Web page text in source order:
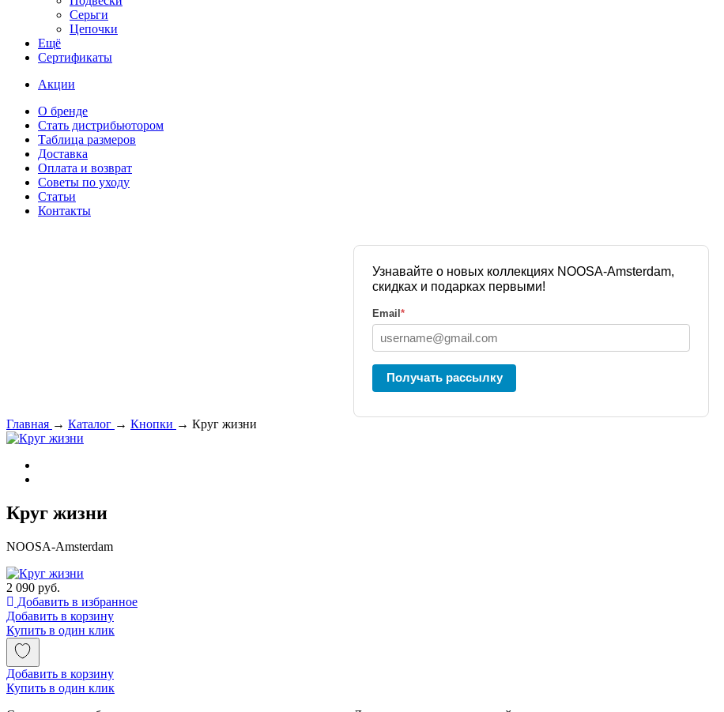
Серьги
Цепочки
Ещё
Сертификаты
Акции
О бренде
Стать дистрибьютором
Таблица размеров
Доставка
Оплата и возврат
Советы по уходу
Статьи
Контакты
Узнавайте о новых коллекциях NOOSA-Amsterdam,
скидках и подарках первыми!
Email *
Получать рассылку
Главная → Каталог → Кнопки → Круг жизни
Круг жизни
NOOSA-Amsterdam
2 090 руб.
Добавить в избранное
Добавить в корзину
Купить в один клик
Добавить в корзину
Купить в один клик